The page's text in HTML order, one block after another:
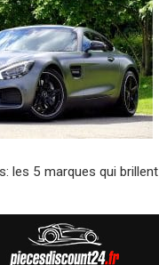
les 5 marques qui brillent